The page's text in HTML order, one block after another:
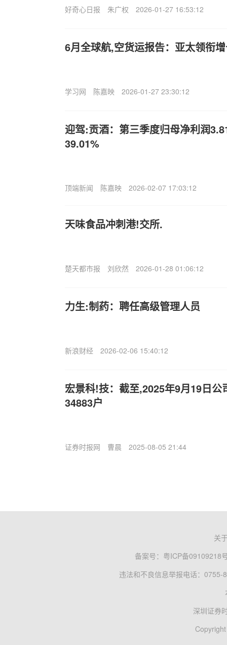
好奇心日报 朱广权 2026-01-27 16:53:12
6月全球航,空货运报告：亚太领衔
学习网 陈嘉映 2026-01-27 23:30:12
迎驾:贡酒：第三季度归母净利润
39.01%
顶端新闻 陈嘉映 2026-02-07 17:03:12
天味食品冲刺港!交所.
楚天都市报 刘欣然 2026-01-28 01:06:12
力生:制药：聘任高级管理人员
新浪财经 2026-02-06 15:40:12
宏景科!技：截至,2025年9月19日公
34883户
证券时报网 曹晨 2025-08-05 21:44
关
备案号： 粤ICP备09109218
违法和不良信息举报电话：0755-
深圳证券